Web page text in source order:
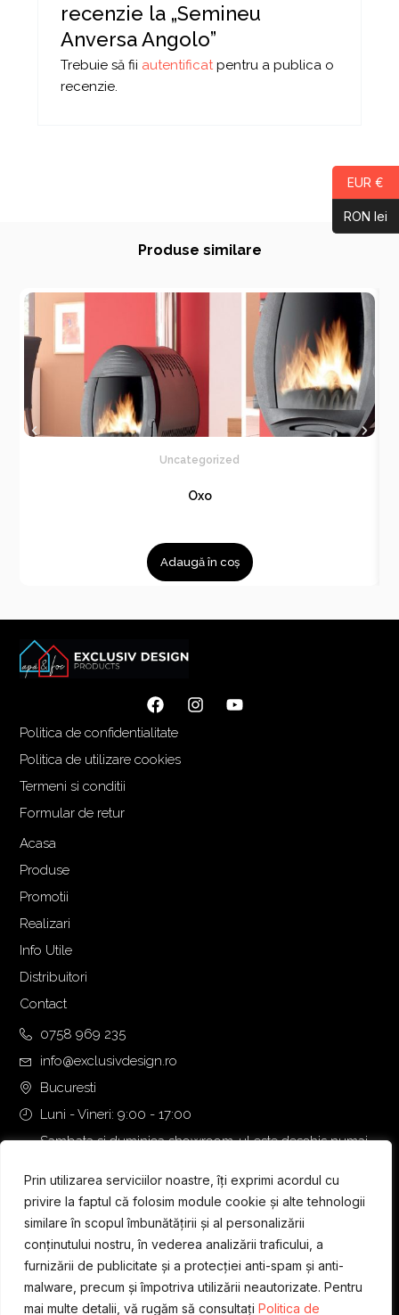
Prin utilizarea serviciilor noastre, îți exprimi acordul cu
privire la faptul că folosim module cookie și alte tehnologii
similare în scopul îmbunătățirii și al personalizării
conținutului nostru, în vederea analizării traficului, a
furnizării de publicitate și a protecției anti-spam și anti-
malware, precum și împotriva utilizării neautorizate. Pentru
mai multe detalii, vă rugăm să consultați Politica de
recenzie la „Semineu
Anversa Angolo”
Trebuie să fii autentificatpentru a publica o
recenzie.
Produse similare
Uncategorized
Oxo
Adaugă în coș
Politica de confidentialitate
Politica de utilizare cookies
Termeni si conditii
Formular de retur
Acasa
Produse
Promotii
Realizari
Info Utile
Distribuitori
Contact
0758 969 235
info@exclusivdesign.ro
Bucuresti
Luni - Vineri: 9:00 - 17:00
Sambata si duminica showroom-ul este deschis numai
EUR €
RON lei